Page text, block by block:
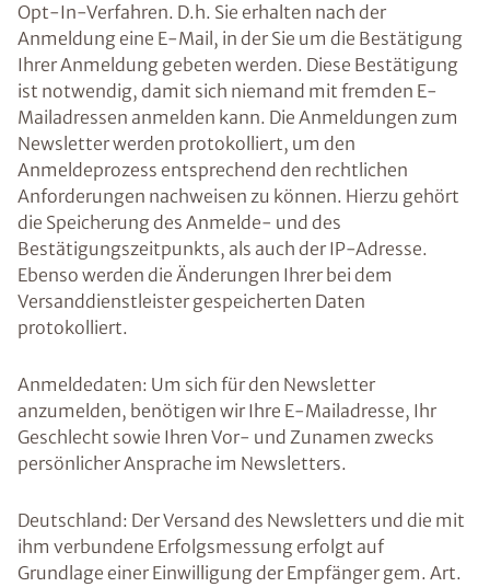
Opt-In-Verfahren. D.h. Sie erhalten nach der
Anmeldung eine E-Mail, in der Sie um die Bestätigung
Ihrer Anmeldung gebeten werden. Diese Bestätigung
ist notwendig, damit sich niemand mit fremden E-
Mailadressen anmelden kann. Die Anmeldungen zum
Newsletter werden protokolliert, um den
Anmeldeprozess entsprechend den rechtlichen
Anforderungen nachweisen zu können. Hierzu gehört
die Speicherung des Anmelde- und des
Bestätigungszeitpunkts, als auch der IP-Adresse.
Ebenso werden die Änderungen Ihrer bei dem
Versanddienstleister gespeicherten Daten
protokolliert.
Anmeldedaten: Um sich für den Newsletter
anzumelden, benötigen wir Ihre E-Mailadresse, Ihr
Geschlecht sowie Ihren Vor- und Zunamen zwecks
persönlicher Ansprache im Newsletters.
Deutschland: Der Versand des Newsletters und die mit
ihm verbundene Erfolgsmessung erfolgt auf
Grundlage einer Einwilligung der Empfänger gem. Art.